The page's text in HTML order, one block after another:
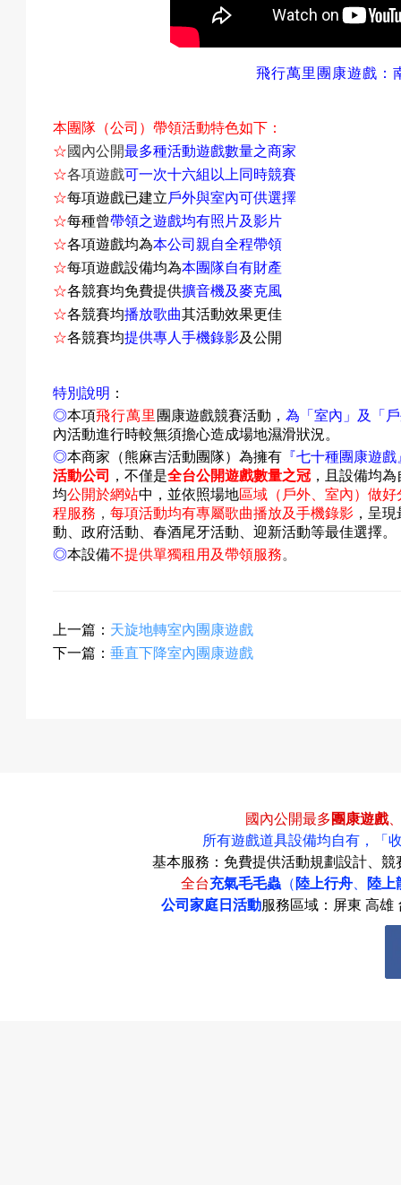
校
慶
動
最
新
飛行萬里 團康遊戲：
本團隊（公司）帶領活動特色如下：
☆國內公開最多種活動遊戲數量之商家
☆各項遊戲可一次十六組以上同時競賽
☆每項遊戲已建立戶外與室內可供選擇
☆每種曾帶領之遊戲均有照片及影片
☆各項遊戲均為本公司親自全程帶領
☆每項遊戲設備均為本團隊自有財產
☆各競賽均免費提供擴音機及麥克風
☆各競賽均播放歌曲其活動效果更佳
☆各競賽均提供專人手機錄影及公開
特別說明 ：
◎本項飛行萬里 團康遊戲競賽活動，為「室內」及「
內活動進行時較無須擔心造成場地濕滑狀況。
◎本商家（熊麻吉活動團隊）為擁有 『七十種團康遊戲
活動公司
，不僅是全台公開遊戲數量之冠 ，且設備均
均公開於網站中 ，並依照場地區域（戶外、室內）做好
程服務 ，每項活動均有專屬歌曲播放及手機錄影 ，呈
動、政府活動、春酒尾牙活動、迎新活動等最佳選擇。
◎本設備不提供單獨租用及帶領服務。
上一篇： 天旋地轉室內團康遊戲
下一篇：垂直下降室內團康遊戲
國內公開最多團康遊戲
所有遊戲道具設備均自有，
「
基本服務：免費提供活動規劃設計、
全台充氣毛毛蟲 （ 陸上行舟
陸上
公司家庭日活動服務區域：屏東 高雄